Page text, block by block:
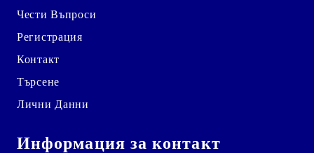
Чести Въпроси
Регистрация
Контакт
Търсене
Лични Данни
Информация за контакт